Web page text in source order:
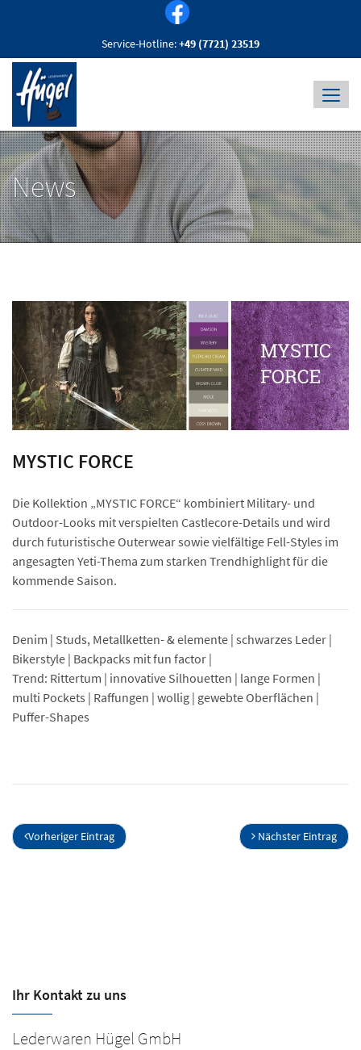
Service-Hotline:+49 (7721) 23519
News
MYSTIC FORCE
Die Kollektion „MYSTIC FORCE“ kombiniert Military- und
Outdoor-Looks mit verspielten Castlecore-Details und wird
durch futuristische Outerwear sowie vielfältige Fell-Styles im
angesagten Yeti-Thema zum starken Trendhighlight für die
kommende Saison.
Denim | Studs, Metallketten- & elemente | schwarzes Leder |
Bikerstyle | Backpacks mit fun factor |
Trend: Rittertum | innovative Silhouetten | lange Formen |
multi Pockets | Raffungen | wollig | gewebte Oberflächen |
Puffer-Shapes
Vorheriger Eintrag Nächster Eintrag
Ihr Kontakt zu uns
Lederwaren Hügel GmbH